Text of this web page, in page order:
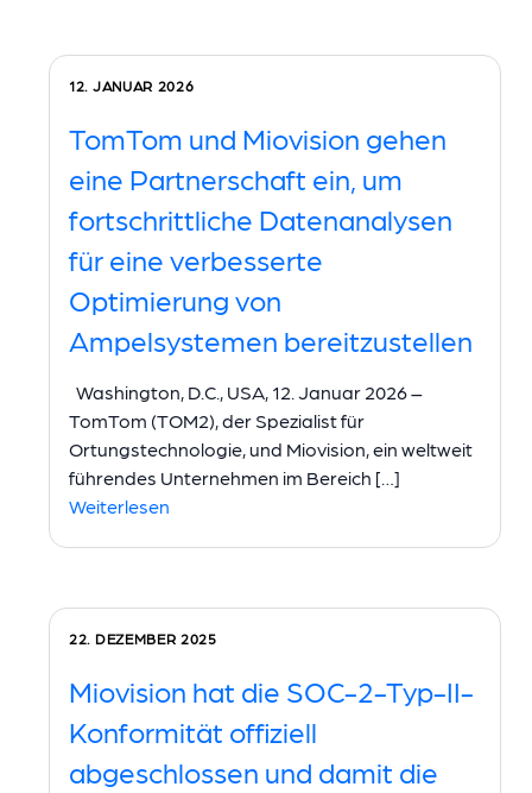
12. JANUAR 2026
TomTom und Miovision gehen
eine Partnerschaft ein, um
fortschrittliche Datenanalysen
für eine verbesserte
Optimierung von
Ampelsystemen bereitzustellen
Washington, D.C., USA, 12. Januar 2026 –
TomTom (TOM2), der Spezialist für
Ortungstechnologie, und Miovision, ein weltweit
führendes Unternehmen im Bereich […]
Weiterlesen
22. DEZEMBER 2025
Miovision hat die SOC-2-Typ-II-
Konformität offiziell
abgeschlossen und damit die